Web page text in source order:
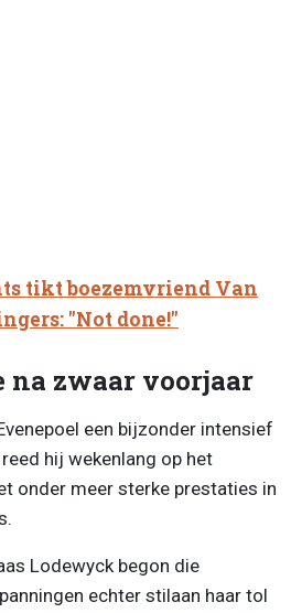
tikt boezemvriend Van
"Not done!"
na zwaar voorjaar
een bijzonder intensief
hij wekenlang op het
onder meer sterke prestaties in
Lodewyck begon die
echter stilaan haar tol